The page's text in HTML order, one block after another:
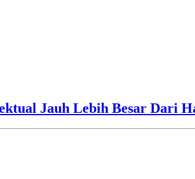
Jauh Lebih Besar Dari